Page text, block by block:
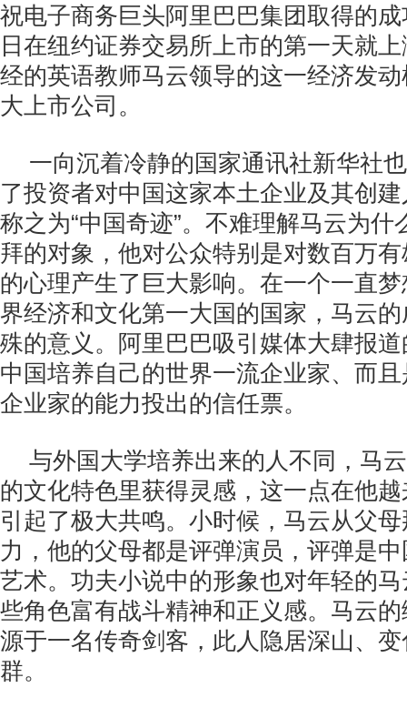
祝电子商务巨头阿里巴巴集团取得的
日在纽约证券交易所上市的第一天就
经的英语教师马云领导的这一经济发
大上市公司。
一向沉着冷静的国家通讯社新华社
了投资者对中国这家本土企业及其创
称之为“中国奇迹”。不难理解马云为什
拜的对象，他对公众特别是对数百万
的心理产生了巨大影响。在一个一直
界经济和文化第一大国的国家，马云
殊的意义。阿里巴巴吸引媒体大肆报
中国培养自己的世界一流企业家、而
企业家的能力投出的信任票。
与外国大学培养出来的人不同，马
的文化特色里获得灵感，这一点在他
引起了极大共鸣。小时候，马云从父
力，他的父母都是评弹演员，评弹是
艺术。功夫小说中的形象也对年轻的
些角色富有战斗精神和正义感。马云的
源于一名传奇剑客，此人隐居深山、
群。